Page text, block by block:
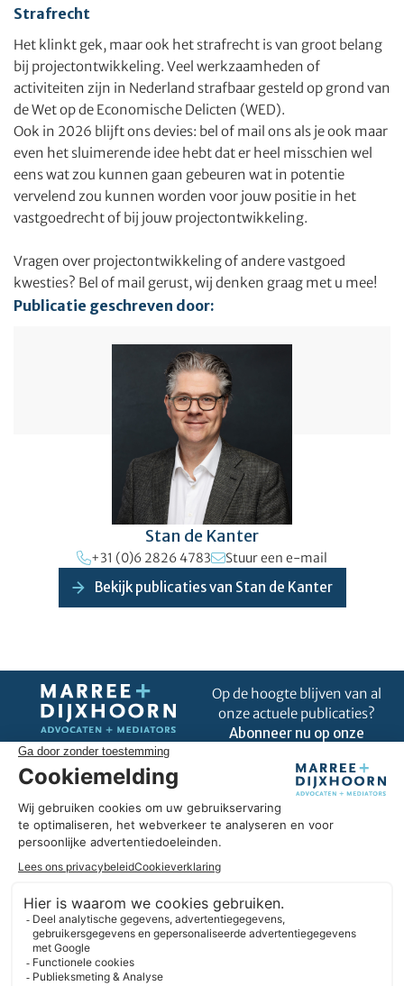
Strafrecht
Het klinkt gek, maar ook het strafrecht is van groot belang
bij projectontwikkeling. Veel werkzaamheden of
activiteiten zijn in Nederland strafbaar gesteld op grond van
de Wet op de Economische Delicten (WED).
Ook in 2026 blijft ons devies: bel of mail ons als je ook maar
even het sluimerende idee hebt dat er heel misschien wel
eens wat zou kunnen gaan gebeuren wat in potentie
vervelend zou kunnen worden voor jouw positie in het
vastgoedrecht of bij jouw projectontwikkeling.
Vragen over projectontwikkeling of andere vastgoed
kwesties? Bel of mail gerust, wij denken graag met u mee!
Publicatie geschreven door:
Stan de Kanter
+31 (0)6 2826 4783 Stuur een e-mail
Bekijk publicaties van Stan de Kanter
Op de hoogte blijven van al
onze actuele publicaties?
Abonneer nu op onze
Uitblinken in úw business
blinken in úw business. Wij hebben hart voor ondernemers en
we geloven in duurzame partnerships. Daarbij denken we
liever in oplossingen dan in belemmeringen. En we blijven
Expertises